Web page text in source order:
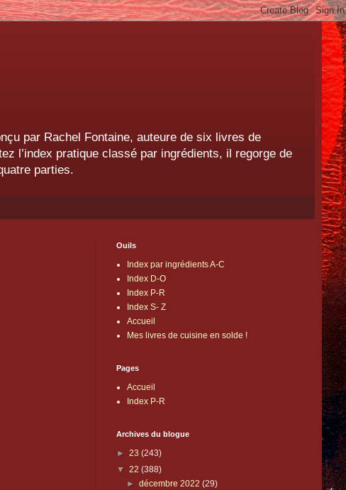
par Rachel Fontaine, auteure de six livres de
l’index pratique classé par ingrédients, il regorge de
parties.
Ouils
Index par ingrédients A-C
Index D-O
Index P-R
Index S- Z
Accueil
Mes livres de cuisine en solde !
Pages
Accueil
Index P-R
Archives du blogue
► 23 (243)
▼ 22 (388)
►décembre 2022(29)